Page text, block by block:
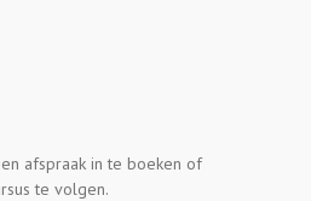
afspraak in te boeken of
te volgen.